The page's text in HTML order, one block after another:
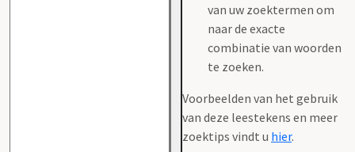
van uw zoektermen om
naar de exacte
combinatie van woorden
te zoeken.
Voorbeelden van het gebruik
van deze leestekens en meer
zoektips vindt u hier.